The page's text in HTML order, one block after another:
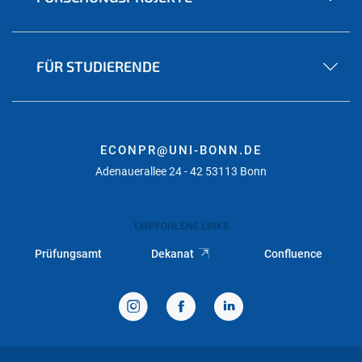
FÜR STUDIERENDE
ECONPR@UNI-BONN.DE
Adenauerallee 24 - 42 53113 Bonn
EMPFOHLENE LINKS
Prüfungsamt Dekanat Confluence